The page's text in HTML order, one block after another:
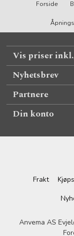
Forside
Vis priser
Nyhetsbrev
Partnere
Din konto
Frakt
Anvema AS